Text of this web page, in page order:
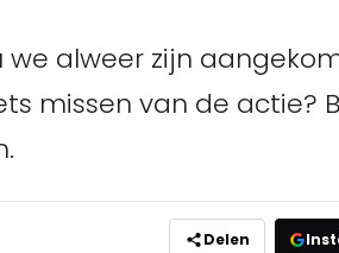
alweer zijn
missen van de actie?
Delen